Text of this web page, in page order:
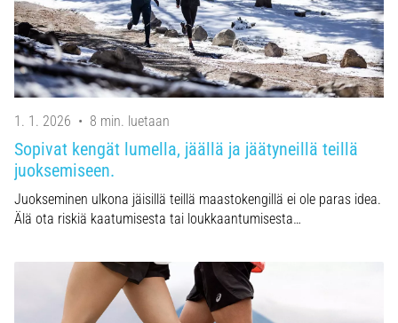
1. 1. 2026 • 8 min. luetaan
Sopivat kengät lumella, jäällä ja jäätyneillä teillä
juoksemiseen.
Juokseminen ulkona jäisillä teillä maastokengillä ei ole paras idea.
Älä ota riskiä kaatumisesta tai loukkaantumisesta…